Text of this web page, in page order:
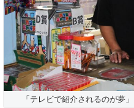
「テレビで紹介されるのが夢